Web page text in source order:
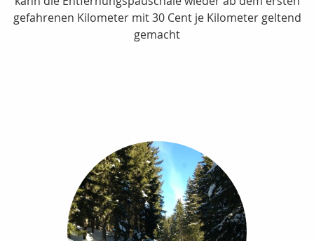
gefahrenen Kilometer mit 30 Cent je Kilometer geltend
gemacht